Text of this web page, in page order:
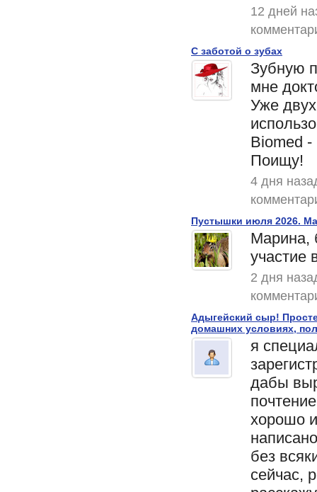
12 дней
С заботой о зубах
Зубную
мне
Уже
Biomed -
Поищу!
4 дня
Пустышки июля 2026.
Марина,
участие
2 дня
Адыгейский сыр!
домашних условиях,
я
дабы
почтение
хорошо
написано
без
сейчас,